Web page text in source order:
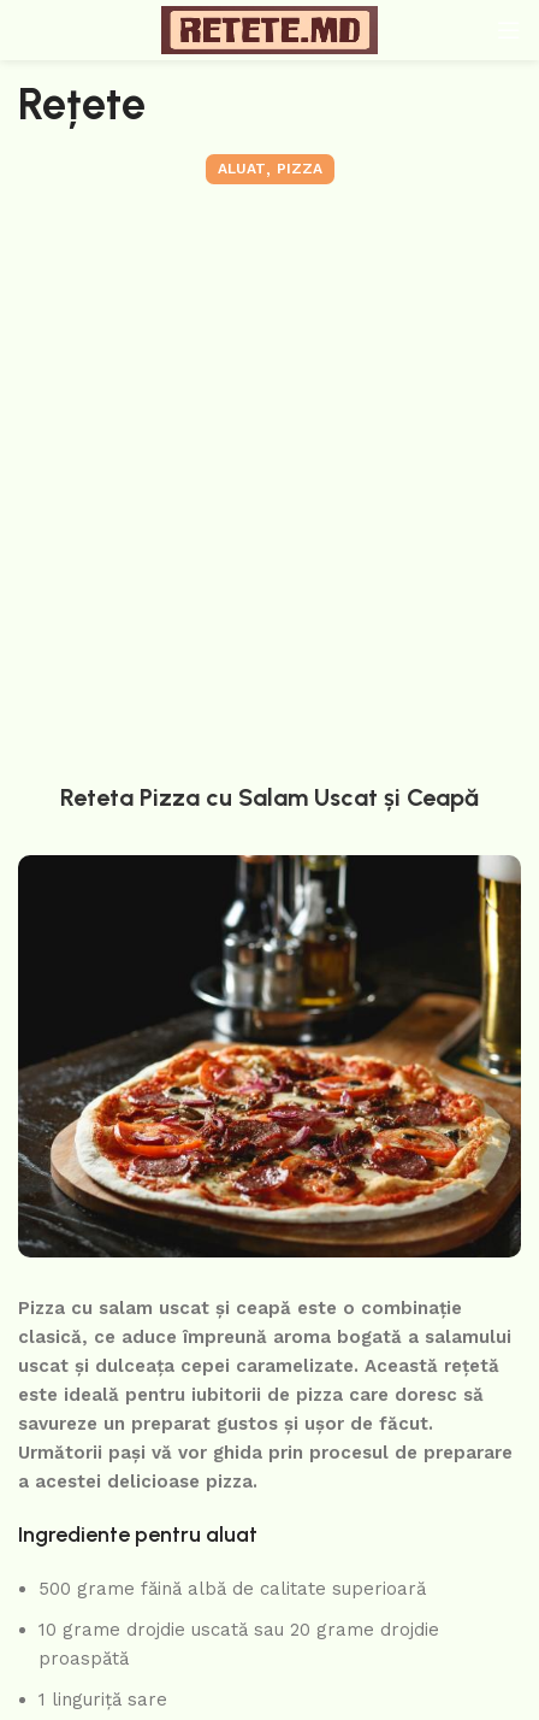
Rețete
ALUAT, PIZZA
Reteta Pizza cu Salam Uscat și Ceapă
Pizza cu salam uscat și ceapă este o combinație
clasică, ce aduce împreună aroma bogată a salamului
uscat și dulceața cepei caramelizate. Această rețetă
este ideală pentru iubitorii de pizza care doresc să
savureze un preparat gustos și ușor de făcut.
Următorii pași vă vor ghida prin procesul de preparare
a acestei delicioase pizza.
Ingrediente pentru aluat
500 grame făină albă de calitate superioară
10 grame drojdie uscată sau 20 grame drojdie
proaspătă
1 linguriță sare